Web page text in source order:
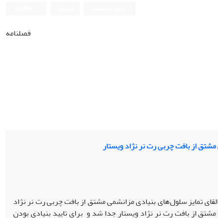
فصلنامه
از بافت چربی رت نر نژاد ویستار
تمایز سلول‌های بنیادی مزانشمی مشتق از بافت چربی رت نر نژاد
از بافت رت نر نژاد ویستار جدا شد و برای تایید بنیادی بودن